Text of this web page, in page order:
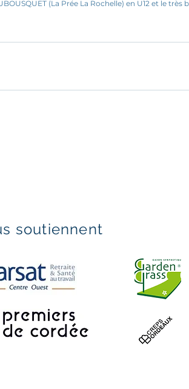
(La Prée La Rochelle) en U12 et le très
soutiennent